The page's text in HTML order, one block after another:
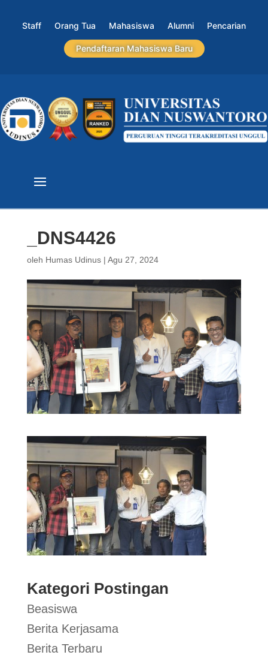
Staff Orang Tua Mahasiswa Alumni Pencarian
Pendaftaran Mahasiswa Baru
_DNS4426
oleh Humas Udinus| Agu 27, 2024
Kategori Postingan
Beasiswa
Berita Kerjasama
Berita Terbaru